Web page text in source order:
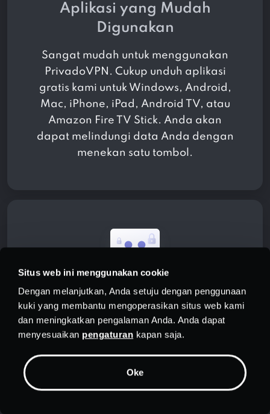
Situs web ini menggunakan cookie
Dengan melanjutkan, Anda setuju dengan penggunaan
kuki yang membantu mengoperasikan situs web kami
dan meningkatkan pengalaman Anda. Anda dapat
menyesuaikan pengaturan kapan saja.
Oke
Aplikasi yang Mudah
Digunakan
Sangat mudah untuk menggunakan
PrivadoVPN. Cukup unduh aplikasi
gratis kami untuk Windows, Android,
Mac, iPhone, iPad, Android TV, atau
Amazon Fire TV Stick. Anda akan
dapat melindungi data Anda dengan
menekan satu tombol.
Pengawasan orang tua
Dengan Kontrol Orang Tua
mengontrol situs media sosial mana